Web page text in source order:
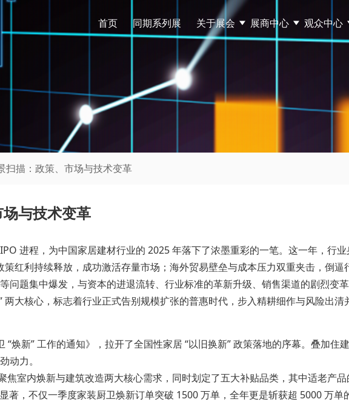
首页 同期系列展 关于展会 展商中心 观众中心
扫描：政策、市场与技术变革
与技术变革
进程，为中国家居建材行业的 2025 年落下了浓墨重彩的一笔。这一年，行业
红利持续释放，成功激活存量市场；海外贸易壁垒与成本压力双重夹击，倒逼
问题集中爆发，与资本的进退流转、行业标准的革新升级、销售渠道的剧烈变
大核心，标志着行业正式告别规模扩张的普惠时代，步入精耕细作与风险出清
焕新” 工作的通知》，拉开了全国性家居 “以旧换新” 政策落地的序幕。叠加住
动力。
室内焕新与建筑改造两大核心需求，同时划定了五大补贴品类，其中适老产
著，不仅一季度家装厨卫焕新订单突破 1500 万单，全年更是斩获超 5000 万单